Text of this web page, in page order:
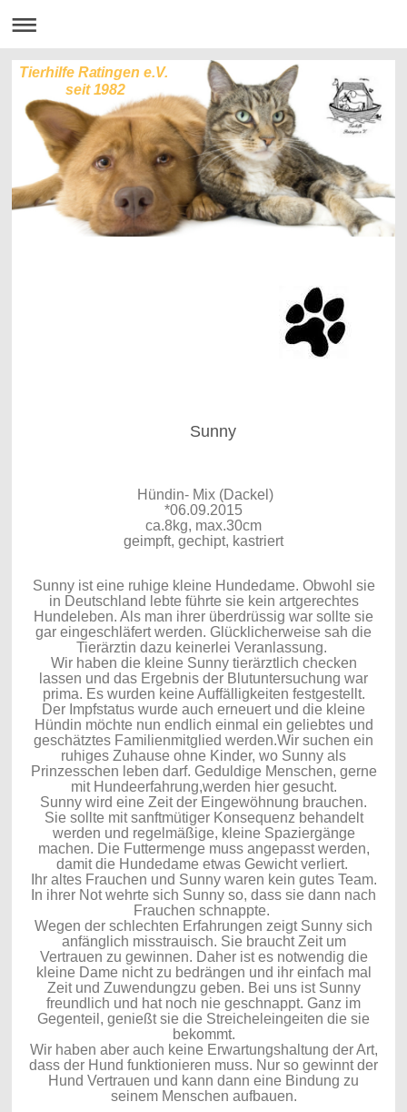
Tierhilfe Ratingen e.V.
seit 1982
Sunny
Hündin- Mix (Dackel)
*06.09.2015
ca.8kg, max.30cm
geimpft, gechipt, kastriert
Sunny ist eine ruhige kleine Hundedame. Obwohl sie
in Deutschland lebte führte sie kein artgerechtes
Hundeleben. Als man ihrer überdrüssig war sollte sie
gar eingeschläfert werden. Glücklicherweise sah die
Tierärztin dazu keinerlei Veranlassung.
Wir haben die kleine Sunny tierärztlich checken
lassen und das Ergebnis der Blutuntersuchung war
prima. Es wurden keine Auffälligkeiten festgestellt.
Der Impfstatus wurde auch erneuert und die kleine
Hündin möchte nun endlich einmal ein geliebtes und
geschätztes Familienmitglied werden.Wir suchen ein
ruhiges Zuhause ohne Kinder, wo Sunny als
Prinzesschen leben darf. Geduldige Menschen, gerne
mit Hundeerfahrung,werden hier gesucht.
Sunny wird eine Zeit der Eingewöhnung brauchen.
Sie sollte mit sanftmütiger Konsequenz behandelt
werden und regelmäßige, kleine Spaziergänge
machen. Die Futtermenge muss angepasst werden,
damit die Hundedame etwas Gewicht verliert.
Ihr altes Frauchen und Sunny waren kein gutes Team.
In ihrer Not wehrte sich Sunny so, dass sie dann nach
Frauchen schnappte.
Wegen der schlechten Erfahrungen zeigt Sunny sich
anfänglich misstrauisch. Sie braucht Zeit um
Vertrauen zu gewinnen. Daher ist es notwendig die
kleine Dame nicht zu bedrängen und ihr einfach mal
Zeit und Zuwendungzu geben. Bei uns ist Sunny
freundlich und hat noch nie geschnappt. Ganz im
Gegenteil, genießt sie die Streicheleingeiten die sie
bekommt.
Wir haben aber auch keine Erwartungshaltung der Art,
dass der Hund funktionieren muss. Nur so gewinnt der
Hund Vertrauen und kann dann eine Bindung zu
seinem Menschen aufbauen.